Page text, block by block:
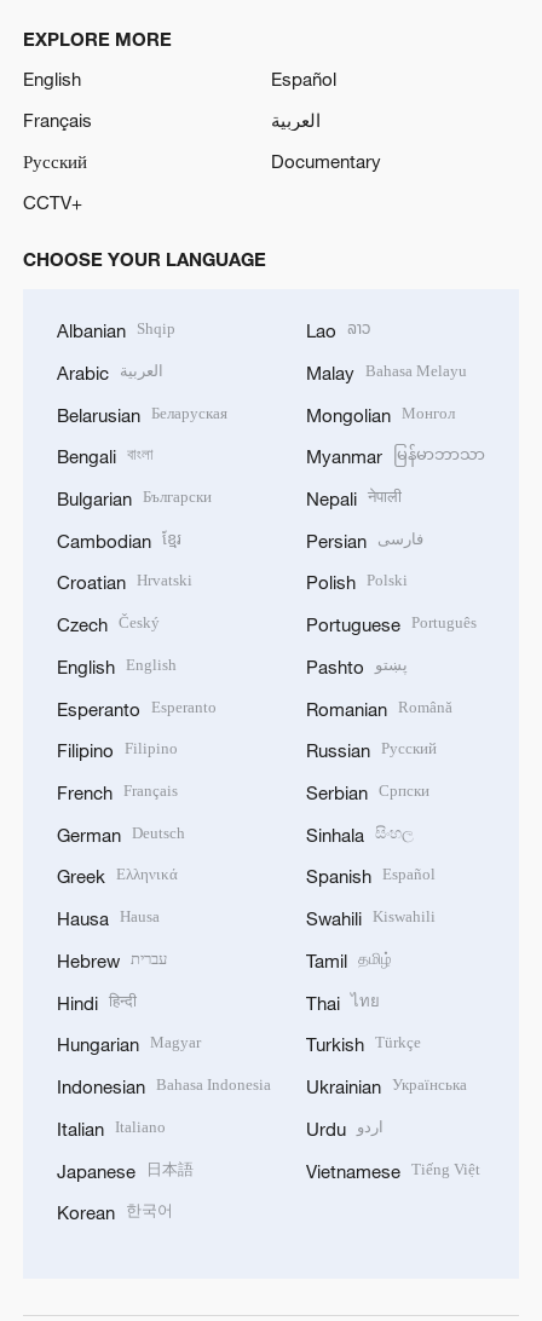
EXPLORE MORE
English
Español
Français
العربية
Русский
Documentary
CCTV+
CHOOSE YOUR LANGUAGE
Albanian Shqip
Arabic العربية
Belarusian Беларуская
Bengali বাংলা
Bulgarian Български
Cambodian ខ្មែរ
Croatian Hrvatski
Czech Český
English English
Esperanto Esperanto
Filipino Filipino
French Français
German Deutsch
Greek Ελληνικά
Hausa Hausa
Hebrew עברית
Hindi हिन्दी
Hungarian Magyar
Indonesian Bahasa Indonesia
Italian Italiano
Japanese 日本語
Korean 한국어
Lao ລາວ
Malay Bahasa Melayu
Mongolian Монгол
Myanmar မြန်မာဘာသာ
Nepali नेपाली
Persian فارسی
Polish Polski
Portuguese Português
Pashto پښتو
Romanian Română
Russian Русский
Serbian Српски
Sinhala සිංහල
Spanish Español
Swahili Kiswahili
Tamil தமிழ்
Thai ไทย
Turkish Türkçe
Ukrainian Українська
Urdu اردو
Vietnamese Tiếng Việt